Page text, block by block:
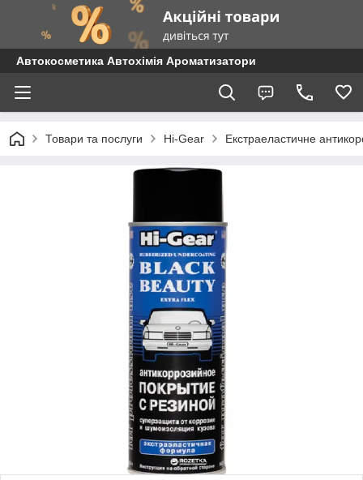
Автокосметика Автохімія Ароматизатори
Товари та послуги Hi-Gear Екстраеластичне